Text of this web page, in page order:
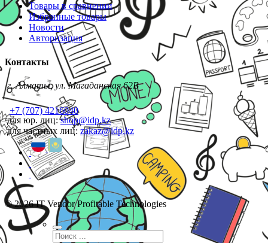
Товары в сравнении
Избранные товары
Новости
Авторизация
Контакты
г. Алматы, ул. Магаданская 62В
+7 (707) 4216040
для юр. лиц:shop@idp.kz
для частных лиц: zakaz@idp.kz
© 2026 IT Vendor Profitable Technologies